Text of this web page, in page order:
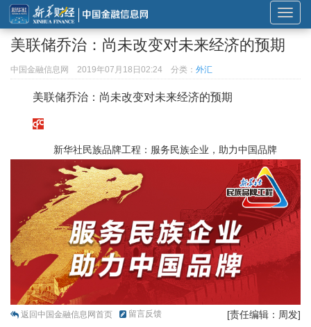
展
开
美联储乔治：尚未改变对未来经济的预期
中国金融信息网 2019年07月18日02:24 分类： 外汇
美联储乔治：尚未改变对未来经济的预期
新华社民族品牌工程：服务民族企业，助力中国品牌
返回中国金融信息网首页 留言反馈 [责任编辑：周发]